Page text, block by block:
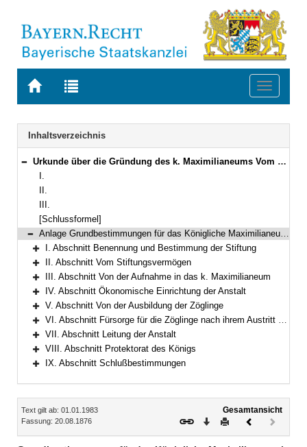
Zur
BAYERN.RECHT
Zur
letzten
Suche
Toggle
Navigation
Inhaltsverzeichnis
Bereich reduzieren
Urkunde über die Gründung des k. Maximilianeums Vom 20. August 1876 (BayRS IV S. 469) BayRS 282-2-4-WK
I.
II.
III.
[Schlussformel]
Bereich reduzieren
Anlage Grundbestimmungen für das Königliche Maximilianeum in München
Bereich erweitern
I. Abschnitt Benennung und Bestimmung der Stiftung
Bereich erweitern
II. Abschnitt Vom Stiftungsvermögen
Bereich erweitern
III. Abschnitt Von der Aufnahme in das k. Maximilianeum
Bereich erweitern
IV. Abschnitt Ökonomische Einrichtung der Anstalt
Bereich erweitern
V. Abschnitt Von der Ausbildung der Zöglinge
Bereich erweitern
VI. Abschnitt Fürsorge für die Zöglinge nach ihrem Austritt aus der Anstalt
Bereich erweitern
VII. Abschnitt Leitung der Anstalt
Bereich erweitern
VIII. Abschnitt Protektorat des Königs
IX. Abschnitt Schlußbestimmungen
Inhalt
Text gilt ab: 01.01.1983
Fassung: 20.08.1876
Gesamtansicht
Download
DruckenVorheriges